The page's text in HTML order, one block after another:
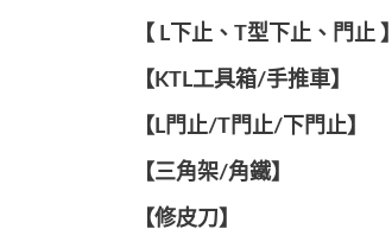
【 L下止、T型下止、門止 】
【KTL工具箱/手推車】
【L門止/T門止/下門止】
【三角架/角鐵】
【修皮刀】